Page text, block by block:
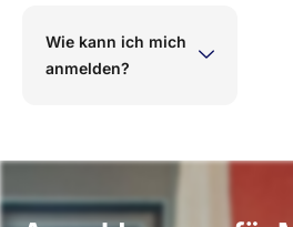
Wie kann ich mich
anmelden?